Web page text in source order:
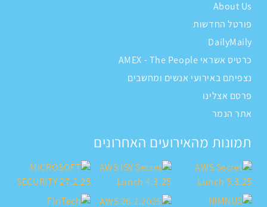
About Us
פורטל החדשות
DailyMaily
כרטיס אשראי AMEX - The People
נצפיתם באירועי אנשים ומחשבים
פרסם אצלינו
אתר הנמר
תמונות מהאירועים האחרונים